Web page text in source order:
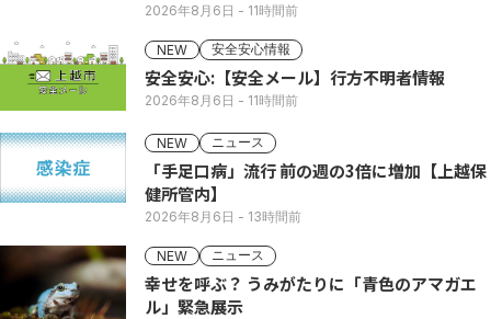
2026年8月6日 - 11時間前
NEW 安全安心情報
安全安心:【安全メール】行方不明者情報
2026年8月6日 - 11時間前
NEW ニュース
「手足口病」流行 前の週の3倍に増加【上越保
健所管内】
2026年8月6日 - 13時間前
NEW ニュース
幸せを呼ぶ？ うみがたりに「青色のアマガエ
ル」緊急展示